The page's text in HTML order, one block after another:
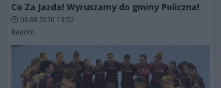
Co Za Jazda! Wyruszamy do gminy Policzna!
Data dodania artykułu:
06.08.2026 13:52
Kategorie artykułu:
Radom